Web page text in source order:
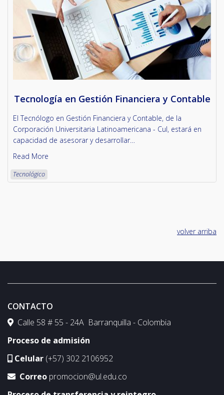
Tecnología en Gestión Financiera y Contable
El Tecnólogo en Gestión Financiera y Contable, de la
Corporación Universitaria Latinoamericana - Cul, estará en
capacidad de asesorar y desarrollar…
Read More
Tecnológico
volver arriba
CONTACTO
Calle 58 # 55 - 24A Barranquilla - Colombia
Proceso de admisión
Celular (+57) 302 2106952
Correo promocion@ul.edu.co